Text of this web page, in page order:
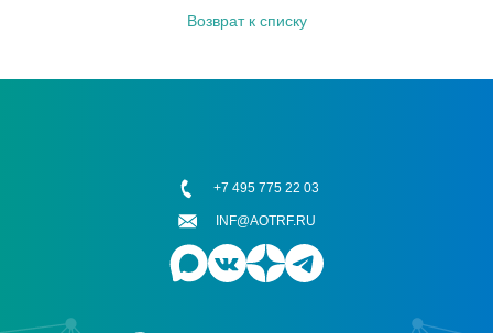
Возврат к списку
+7 495 775 22 03
INF@AOTRF.RU